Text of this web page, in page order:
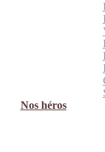
Nos héros